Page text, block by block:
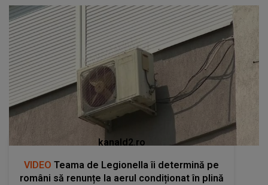
kanald2.ro
VIDEO Teama de Legionella îi determină pe
români să renunțe la aerul condiționat în plină